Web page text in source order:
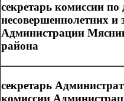
секретарь комиссии по
несовершеннолетних и
Администрации
района
секретарь
комиссии